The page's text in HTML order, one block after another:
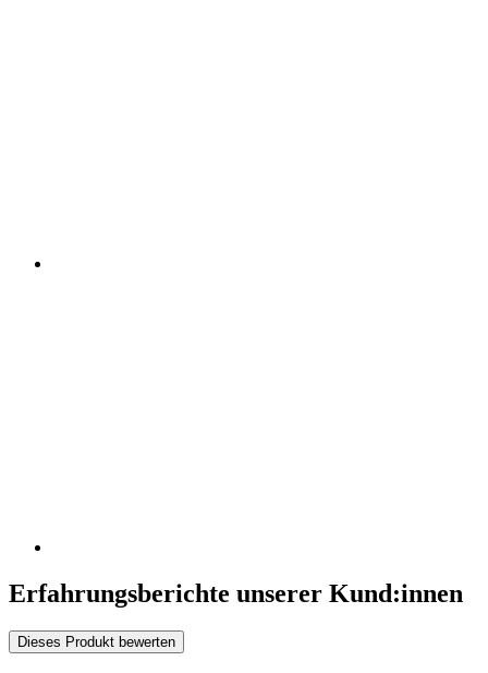
Erfahrungsberichte unserer Kund:innen
Dieses Produkt bewerten